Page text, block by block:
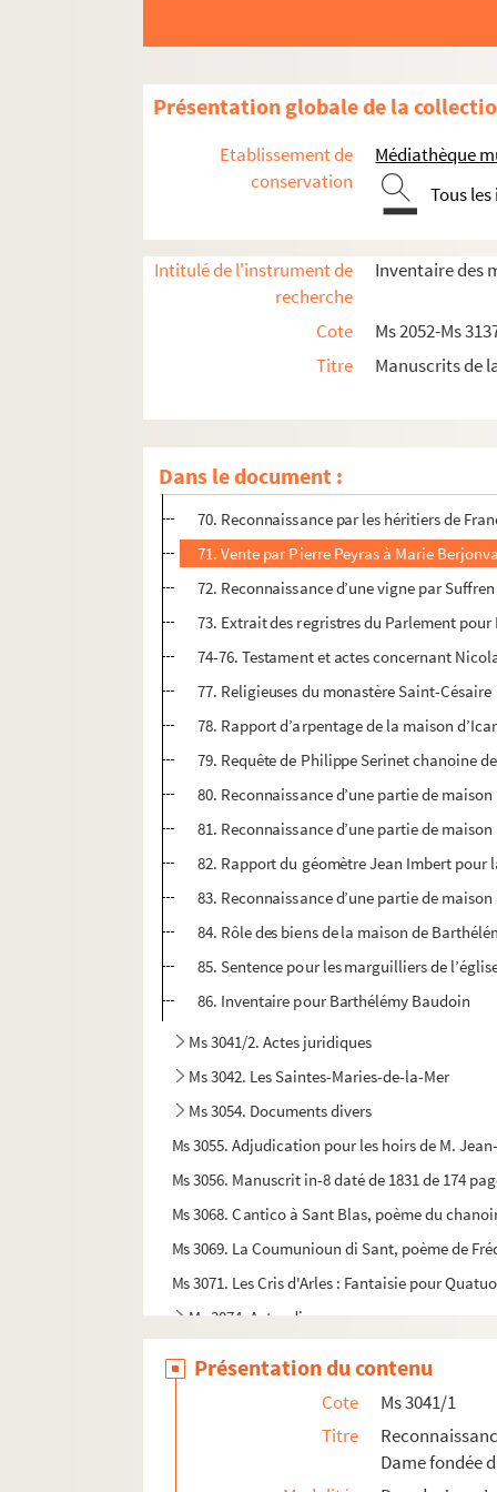
Présentation globale de la
Etablissement de
conservation
Médiathèque
Tous
Intitulé de l'instrument de
recherche
Inventaire des
Cote
Ms 2052-Ms
Titre
Manuscrits de
Dans le document :
37-58. Pierre Vincens dit Lebre
61. Testament de Barthélémy Bonnet étant
62. Rôle concernant les biens de feu
63. Achat de la maison d’André Laude à
67. Reconnaissance d’une propriété en
68. Héritiers d’Antoine Boyer acquéreur
69. Quittance pour François Gombert
70. Reconnaissance par les héritiers de
71. Vente par Pierre Peyras à Marie
72. Reconnaissance d’une vigne par
73. Extrait des regristres du Parlement
74-76. Testament et actes concernant
77. Religieuses du monastère Saint-Césaire
78. Rapport d’arpentage de la maison
79. Requête de Philippe Serinet chanoine
80. Reconnaissance d’une partie de
81. Reconnaissance d’une partie de
82. Rapport du géomètre Jean Imbert pour
83. Reconnaissance d’une partie de
84. Rôle des biens de la maison de
85. Sentence pour les marguilliers de
86. Inventaire pour Barthélémy Baudoin
Ms 3041/2. Actes juridiques
Ms 3042. Les Saintes-Maries-de-la-Mer
Ms 3054. Documents divers
Ms 3055. Adjudication pour les hoirs de M.
Ms 3056. Manuscrit in-8 daté de 1831 de 174
Ms 3068. Cantico à Sant Blas, poème du
Ms 3069. La Coumunioun di Sant, poème de
Ms 3071. Les Cris d'Arles : Fantaisie pour
Ms 3074. Actes divers
Ms 3077. Charles Rieu. Histoire de France
Ms 3079. Documents concernant Barbentane
Présentation du contenu
Cote
Ms 3041/1
Titre
Dame fondée